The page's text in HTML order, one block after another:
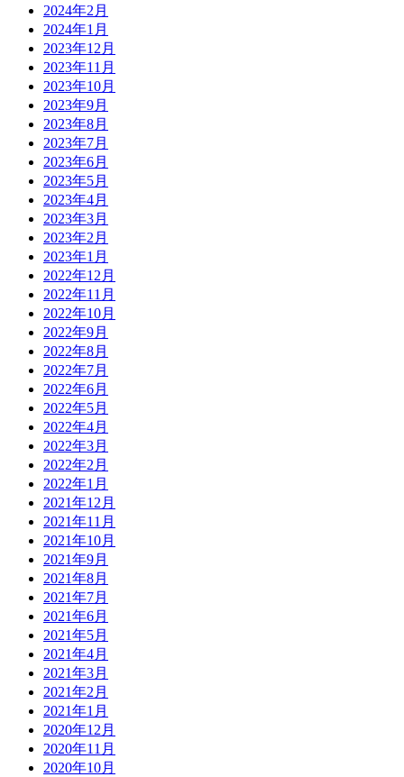
2024年2月
2024年1月
2023年12月
2023年11月
2023年10月
2023年9月
2023年8月
2023年7月
2023年6月
2023年5月
2023年4月
2023年3月
2023年2月
2023年1月
2022年12月
2022年11月
2022年10月
2022年9月
2022年8月
2022年7月
2022年6月
2022年5月
2022年4月
2022年3月
2022年2月
2022年1月
2021年12月
2021年11月
2021年10月
2021年9月
2021年8月
2021年7月
2021年6月
2021年5月
2021年4月
2021年3月
2021年2月
2021年1月
2020年12月
2020年11月
2020年10月